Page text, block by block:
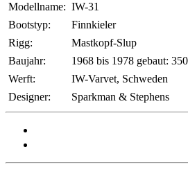
Modellname: IW-31
Bootstyp:
Finnkieler
Rigg:
Mastkopf-Slup
Baujahr:
1968 bis 1978 gebaut: 350
Werft:
IW-Varvet, Schweden
Designer:
Sparkman & Stephens